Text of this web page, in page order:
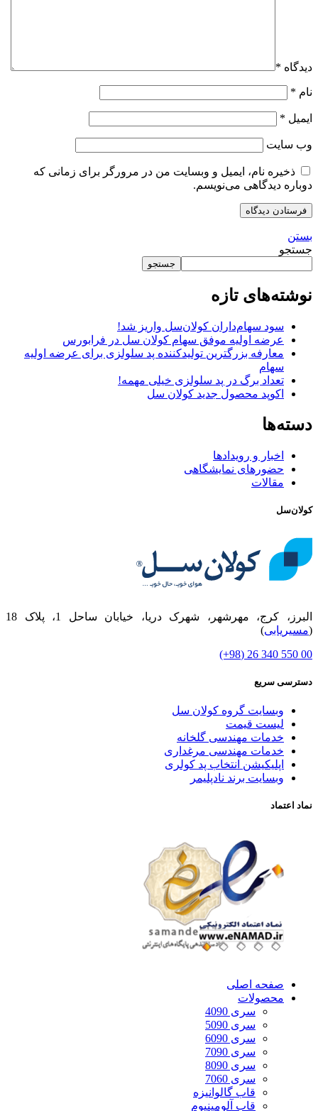
دیدگاه *
نام *
ایمیل *
وب‌ سایت
ذخیره نام، ایمیل و وبسایت من در مرورگر برای زمانی که
دوباره دیدگاهی می‌نویسم.
بستن
جستجو
جستجو
نوشته‌های تازه
سود سهام‌داران کولان‌سل واریز شد!
عرضه اولیه موفق سهام کولان سل در فرابورس
معارفه بزرگترین تولیدکننده پد سلولزی برای عرضه اولیه
سهام
تعداد برگ در پد سلولزی خیلی مهمه!
اکوپد محصول جدید کولان‌ سل
دسته‌ها
اخبار و رویدادها
حضورهای نمایشگاهی
مقالات
کولان‌سل
البرز، کرج، مهرشهر، شهرک دریا، خیابان ساحل 1، پلاک 18
(مسیریابی)
00 550 340 26 (98+)
دسترسی سریع
وبسایت گروه کولان سل
لیست قیمت
خدمات مهندسی گلخانه
خدمات مهندسی مرغداری
اپلیکیشن انتخاب پد کولری
وبسایت برند نادپلیمر
نماد اعتماد
صفحه اصلی
محصولات
سری 4090
سری 5090
سری 6090
سری 7090
سری 8090
سری 7060
قاب گالوانیزه
قاب آلومینیوم